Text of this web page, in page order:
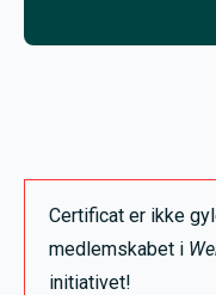
Certificat er ikke
medlemskabet i
initiativet!